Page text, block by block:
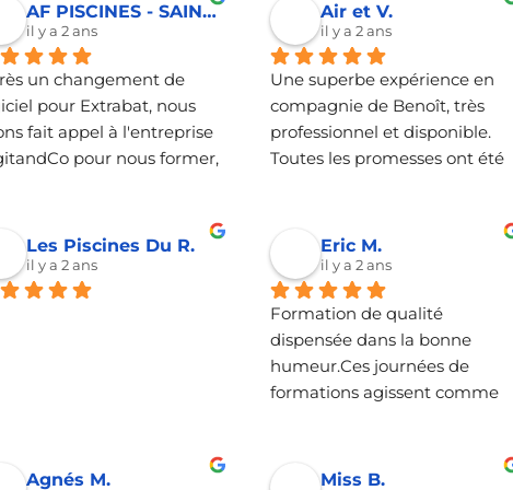
sa présence sur les
sociaux ou à suivre
formations sur le sujet.
à leur expertise, je vais
à faire appel à eux
mes besoins en
sur les réseaux
AF PISCINES - SAINT GENIS L.
il y a 2 ans
un changement de
pour Extrabat, nous
fait appel à l'entreprise
pour nous former,
mais surtout
notre utilisation de
logiciel ! Très
Air et V.
il y a 2 ans
Une superbe expérience en
compagnie de Benoît, très
professionnel et disponible.
Toutes les promesses ont été
DigitandCo pour votre
accompagnement !
Les Piscines Du R.
il y a 2 ans
Eric M.
il y a 2 ans
Formation de qualité
dispensée dans la bonne
humeur.Ces journées de
formations agissent comme
sociétés sans service dédié,
Agnés M. Miss B.